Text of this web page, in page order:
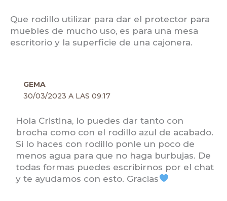
Que rodillo utilizar para dar el protector para
muebles de mucho uso, es para una mesa
escritorio y la superficie de una cajonera.
GEMA
30/03/2023 A LAS 09:17
Hola Cristina, lo puedes dar tanto con
brocha como con el rodillo azul de acabado.
Si lo haces con rodillo ponle un poco de
menos agua para que no haga burbujas. De
todas formas puedes escribirnos por el chat
y te ayudamos con esto. Gracias